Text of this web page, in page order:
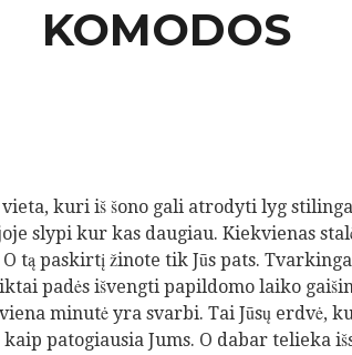
KOMODOS
kuri iš šono gali atrodyti lyg
slypi kur kas daugiau. Kiekvienas
tą paskirtį žinote tik Jūs pats.
padės išvengti papildomo laiko
minutė yra svarbi. Tai Jūsų erdvė,
kaip patogiausia Jums. O dabar telieka